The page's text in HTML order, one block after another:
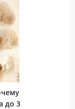
до 3